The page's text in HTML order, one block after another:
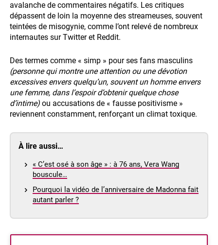
avalanche de commentaires négatifs. Les critiques
dépassent de loin la moyenne des streameuses, souvent
teintées de misogynie, comme l’ont relevé de nombreux
internautes sur Twitter et Reddit.
Des termes comme « simp » pour ses fans masculins
(personne qui montre une attention ou une dévotion
excessives envers quelqu’un, souvent un homme envers
une femme, dans l’espoir d’obtenir quelque chose
d’intime) ou accusations de « fausse positivisme »
reviennent constamment, renforçant un climat toxique.
À lire aussi…
« C’est osé à son âge » : à 76 ans, Vera Wang
bouscule…
Pourquoi la vidéo de l’anniversaire de Madonna fait
autant parler ?